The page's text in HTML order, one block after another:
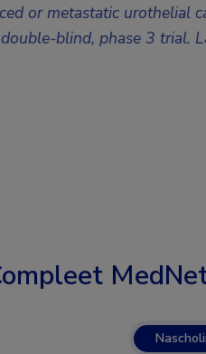
or metastatic urothelial
blind, phase 3 trial.